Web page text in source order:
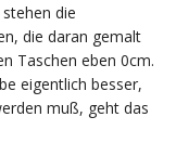
die
die daran gemalt
Taschen eben 0cm.
eigentlich besser,
muß, geht das